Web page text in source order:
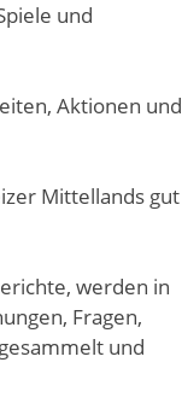
und
Aktionen und
Mittellands gut
werden in
Fragen,
gesammelt und